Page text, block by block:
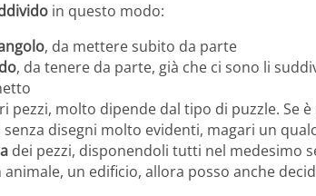
in questo modo:
, da mettere subito da parte
, da tenere da parte, già che ci sono li
pezzi, molto dipende dal tipo di puzzle. Se
disegni molto evidenti, magari un
dei pezzi, disponendoli tutti nel medesimo
un edificio, allora posso anche